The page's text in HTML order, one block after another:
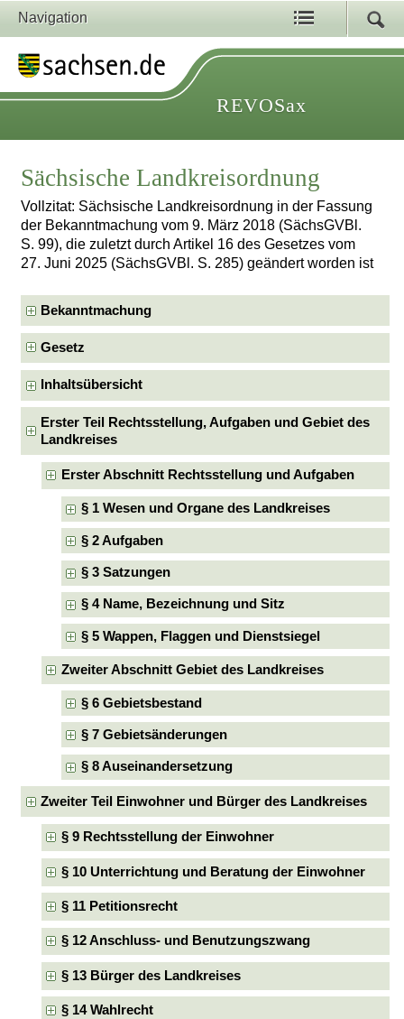
Navigation
REVOSax
Sächsische Landkreisordnung
Vollzitat: Sächsische Landkreisordnung in der Fassung
der Bekanntmachung vom 9. März 2018 (SächsGVBl.
S. 99), die zuletzt durch Artikel 16 des Gesetzes vom
27. Juni 2025 (SächsGVBl. S. 285) geändert worden ist
Bekanntmachung
Gesetz
Inhaltsübersicht
Erster Teil Rechtsstellung, Aufgaben und Gebiet des
Landkreises
Erster Abschnitt Rechtsstellung und Aufgaben
§ 1 Wesen und Organe des Landkreises
§ 2 Aufgaben
§ 3 Satzungen
§ 4 Name, Bezeichnung und Sitz
§ 5 Wappen, Flaggen und Dienstsiegel
Zweiter Abschnitt Gebiet des Landkreises
§ 6 Gebietsbestand
§ 7 Gebietsänderungen
§ 8 Auseinandersetzung
Zweiter Teil Einwohner und Bürger des Landkreises
§ 9 Rechtsstellung der Einwohner
§ 10 Unterrichtung und Beratung der Einwohner
§ 11 Petitionsrecht
§ 12 Anschluss- und Benutzungszwang
§ 13 Bürger des Landkreises
§ 14 Wahlrecht